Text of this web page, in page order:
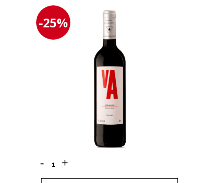
-25%
Viña